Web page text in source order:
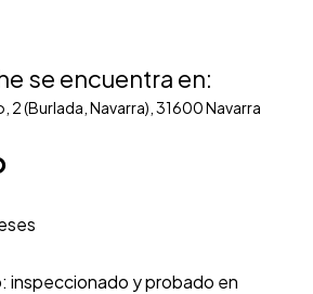
se encuentra en:
2 (Burlada, Navarra), 31600 Navarra
inspeccionado y probado en